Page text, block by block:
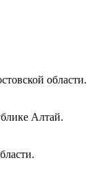
области.
Алтай.